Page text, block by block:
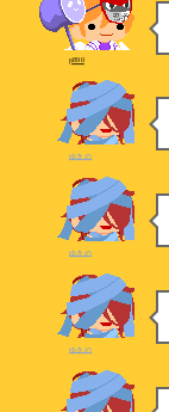
p890
ゆきの
ゆきの
ゆきの